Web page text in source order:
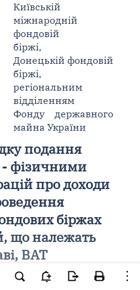
Київській
міжнародній
фондовій
біржі,
Донецькій фондовій
біржі,
регіональним
відділенням
Фонду державного
майна України
подання
фізичними
про доходи
біржах
що належать
ВАТ
1 статті 21 Закону